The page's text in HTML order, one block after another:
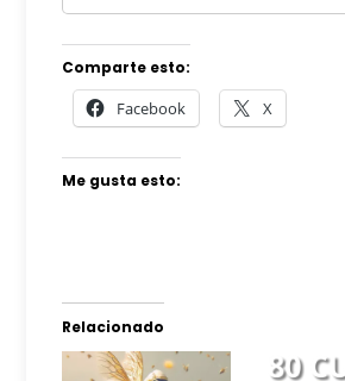
Comparte esto:
Facebook X
Me gusta esto:
Relacionado